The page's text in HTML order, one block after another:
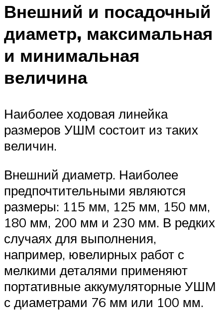
Внешний и посадочный
диаметр, максимальная
и минимальная
величина
Наиболее ходовая линейка
размеров УШМ состоит из таких
величин.
Внешний диаметр. Наиболее
предпочтительными являются
размеры: 115 мм, 125 мм, 150 мм,
180 мм, 200 мм и 230 мм. В редких
случаях для выполнения,
например, ювелирных работ с
мелкими деталями применяют
портативные аккумуляторные УШМ
с диаметрами 76 мм или 100 мм.